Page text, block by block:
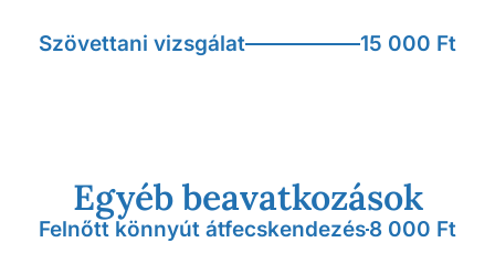
Szövettani vizsgálat 15 000 Ft
Egyéb beavatkozások
Felnőtt könnyút átfecskendezés8 000 Ft